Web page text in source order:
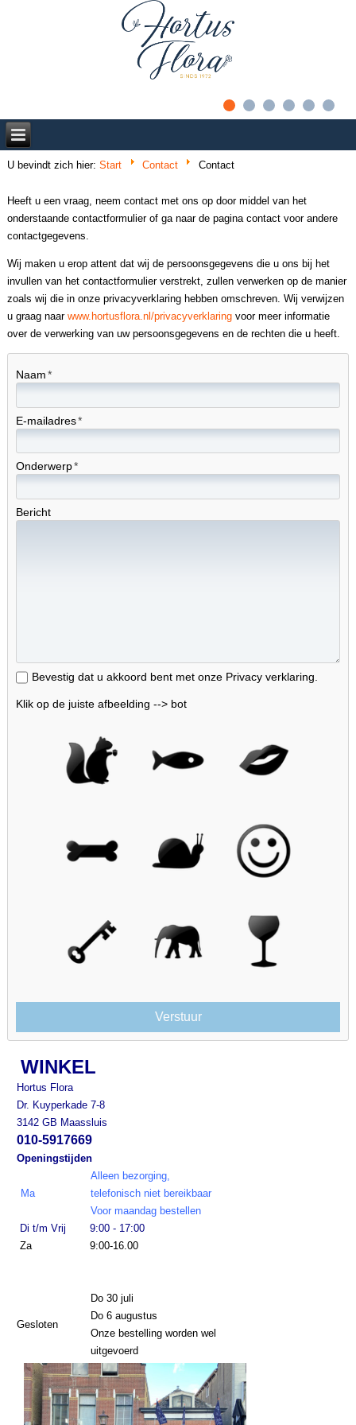
U bevindt zich hier:Start Contact Contact
Heeft u een vraag, neem contact met ons op door middel van het
onderstaande contactformulier of ga naar de pagina contact voor andere
contactgegevens.
Wij maken u erop attent dat wij de persoonsgegevens die u ons bij het
invullen van het contactformulier verstrekt, zullen verwerken op de manier
zoals wij die in onze privacyverklaring hebben omschreven. Wij verwijzen
u graag naarwww.hortusflora.nl/privacyverklaring voor meer informatie
over de verwerking van uw persoonsgegevens en de rechten die u heeft.
Naam
E-mailadres
Onderwerp
Bericht
Bevestig dat u akkoord bent met onze Privacy verklaring.
Klik op de juiste afbeelding --> bot
WINKEL
Hortus Flora
Dr. Kuyperkade 7-8
3142 GB Maassluis
010-5917669
Openingstijden
Ma
Alleen bezorging,
telefonisch niet bereikbaar
Voor maandag bestellen
Di t/m Vrij
9:00 - 17:00
Za
9:00-16.00
Gesloten
Do 30 juli
Do 6 augustus
Onze bestelling worden wel
uitgevoerd